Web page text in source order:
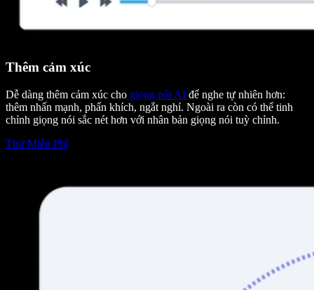
Thêm cảm xúc
Dễ dàng thêm cảm xúc cho giọng nói AI để nghe tự nhiên hơn:
thêm nhấn mạnh, phấn khích, ngắt nghỉ. Ngoài ra còn có thể tinh
chỉnh giọng nói sắc nét hơn với nhân bản giọng nói tuỳ chỉnh.
Thử Miễn Phí